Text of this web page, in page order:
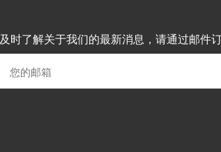
及时了解关于我们的最新消息，请通过邮件